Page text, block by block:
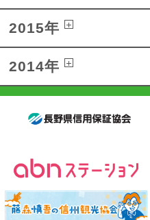
2015年
2014年